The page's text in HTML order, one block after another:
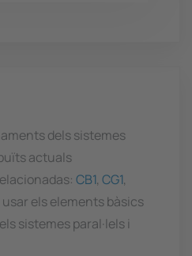
dels sistemes
actuals
CB1, CG1,
els elements bàsics
sistemes paral·lels i